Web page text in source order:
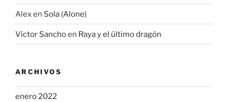
Alexen Sola (Alone)
Víctor Sanchoen Raya y el último dragón
ARCHIVOS
enero 2022